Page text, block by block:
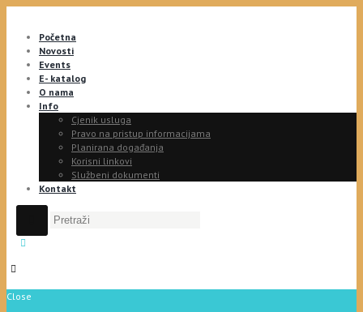
Početna
Novosti
Events
E- katalog
O nama
Info
Cjenik usluga
Pravo na pristup informacijama
Planirana događanja
Korisni linkovi
Službeni dokumenti
Kontakt
Close